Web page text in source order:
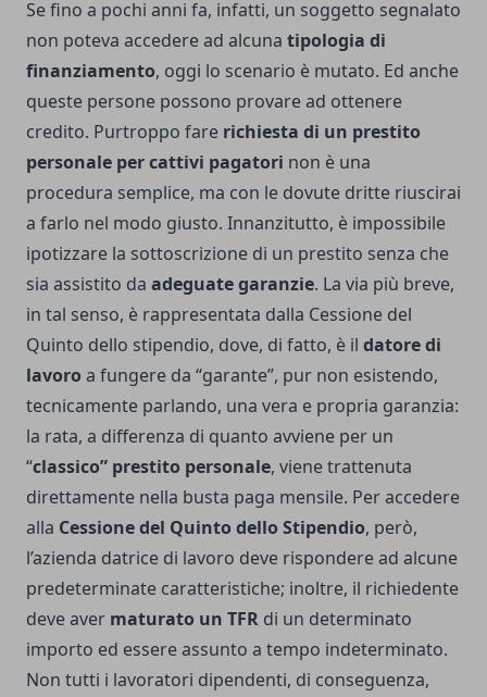
Se fino a pochi anni fa, infatti, un soggetto segnalato
non poteva accedere ad alcuna tipologia di
finanziamento, oggi lo scenario è mutato. Ed anche
queste persone possono provare ad ottenere
credito. Purtroppo fare richiesta di un prestito
personale per cattivi pagatori non è una
procedura semplice, ma con le dovute dritte riuscirai
a farlo nel modo giusto. Innanzitutto, è impossibile
ipotizzare la sottoscrizione di un prestito senza che
sia assistito da adeguate garanzie. La via più breve,
in tal senso, è rappresentata dalla Cessione del
Quinto dello stipendio, dove, di fatto, è il datore di
lavoro a fungere da “garante”, pur non esistendo,
tecnicamente parlando, una vera e propria garanzia:
la rata, a differenza di quanto avviene per un
“classico” prestito personale, viene trattenuta
direttamente nella busta paga mensile. Per accedere
alla Cessione del Quinto dello Stipendio, però,
l’azienda datrice di lavoro deve rispondere ad alcune
predeterminate caratteristiche; inoltre, il richiedente
deve aver maturato un TFR di un determinato
importo ed essere assunto a tempo indeterminato.
Non tutti i lavoratori dipendenti, di conseguenza,